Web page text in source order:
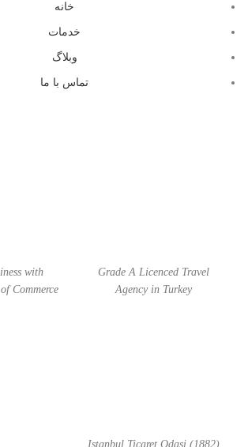
خانه
خدمات
وبلاگ
تماس با ما
Grade A Licenced Travel
Agency in Turkey
with
Commerce
Istanbul Ticaret Odasi (1882)